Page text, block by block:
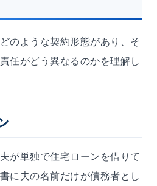
のような契約形態があり、そ
任がどう異なるのかを理解し
が単独で住宅ローンを借りて
に夫の名前だけが債務者とし